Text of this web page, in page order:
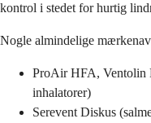
kontrol i stedet for hurtig
Nogle almindelige
ProAir HFA, Ventolin
inhalatorer)
Serevent Diskus